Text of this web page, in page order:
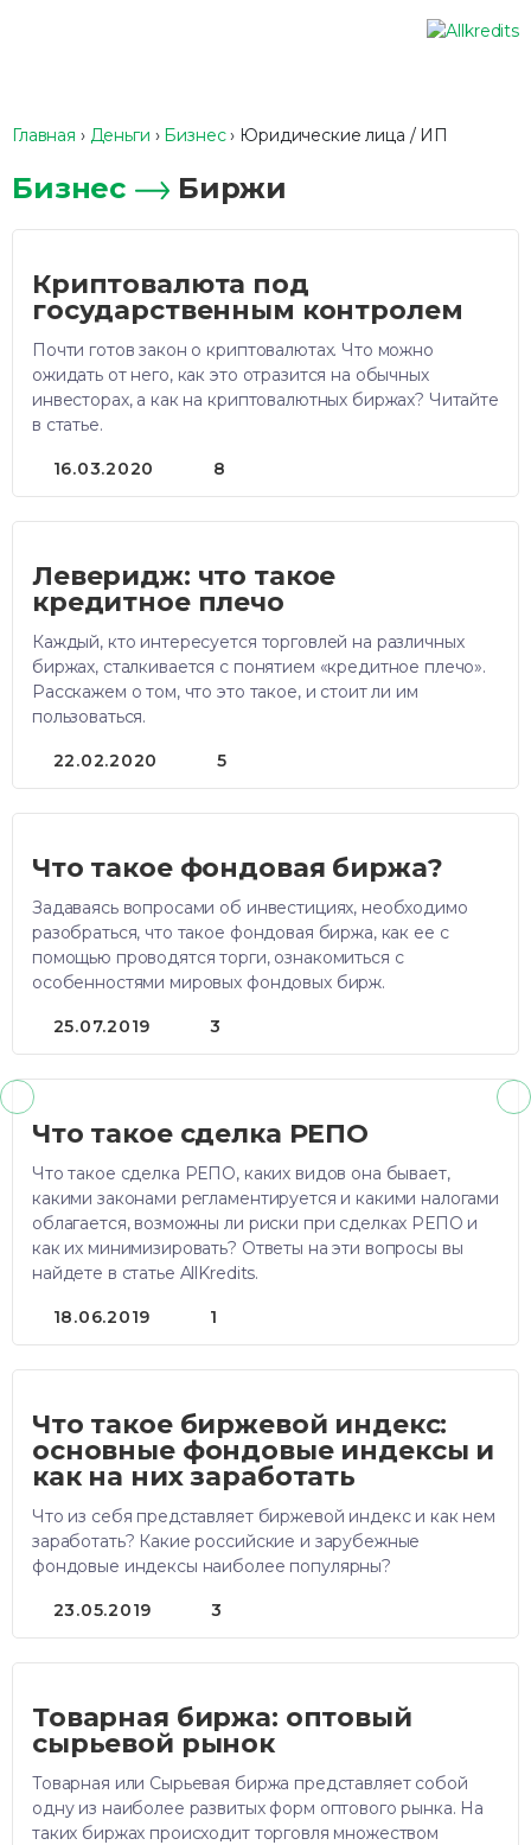
Главная › Деньги › Бизнес› Юридические лица / ИП
Бизнес Биржи
Криптовалюта под
государственным контролем
Почти готов закон о криптовалютах. Что можно
ожидать от него, как это отразится на обычных
инвесторах, а как на криптовалютных биржах? Читайте
в статье.
16.03.2020 8
Леверидж: что такое
кредитное плечо
Каждый, кто интересуется торговлей на различных
биржах, сталкивается с понятием «кредитное плечо».
Расскажем о том, что это такое, и стоит ли им
пользоваться.
22.02.2020 5
Что такое фондовая биржа?
Задаваясь вопросами об инвестициях, необходимо
разобраться, что такое фондовая биржа, как ее с
помощью проводятся торги, ознакомиться с
особенностями мировых фондовых бирж.
25.07.2019 3
Что такое сделка РЕПО
Что такое сделка РЕПО, каких видов она бывает,
какими законами регламентируется и какими налогами
облагается, возможны ли риски при сделках РЕПО и
как их минимизировать? Ответы на эти вопросы вы
найдете в статье AllKredits.
18.06.2019 1
Что такое биржевой индекс:
основные фондовые индексы и
как на них заработать
Что из себя представляет биржевой индекс и как нем
заработать? Какие российские и зарубежные
фондовые индексы наиболее популярны?
23.05.2019 3
Товарная биржа: оптовый
сырьевой рынок
Товарная или Сырьевая биржа представляет собой
одну из наиболее развитых форм оптового рынка. На
таких биржах происходит торговля множеством